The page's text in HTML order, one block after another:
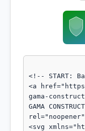
<!-- START:
<a
gama-
GAMA
<svg